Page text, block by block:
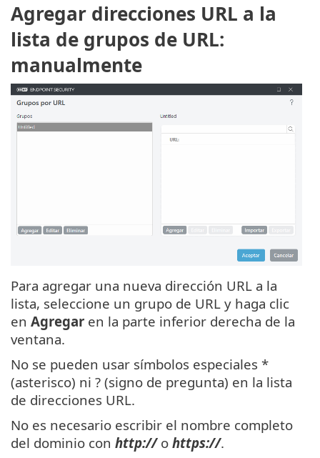
Agregar direcciones URL a la
lista de grupos de URL:
manualmente
Para agregar una nueva dirección URL a la
lista, seleccione un grupo de URL y haga clic
en Agregar en la parte inferior derecha de la
ventana.
No se pueden usar símbolos especiales *
(asterisco) ni ? (signo de pregunta) en la lista
de direcciones URL.
No es necesario escribir el nombre completo
del dominio con http://o https://.